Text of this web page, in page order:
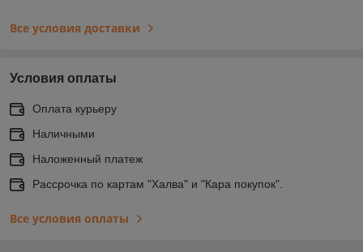
Все условия доставки
Условия оплаты
Оплата курьеру
Наличными
Наложенный платеж
Рассрочка по картам "Халва" и "Кара покупок".
Все условия оплаты